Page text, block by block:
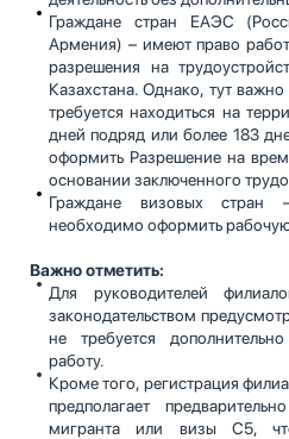
Граждане стран ЕАЭС
Армения) – имеют право
разрешения на
Казахстана. Однако, тут важно
требуется находиться на
дней подряд или более 183
оформить Разрешение на
основании заключенного
Граждане визовых стран
необходимо оформить
Важно отметить:
Для руководителей
законодательством
не требуется
работу.
Кроме того, регистрация
предполагает
мигранта или визы С5,